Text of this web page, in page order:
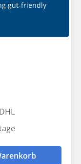
gut-friendly